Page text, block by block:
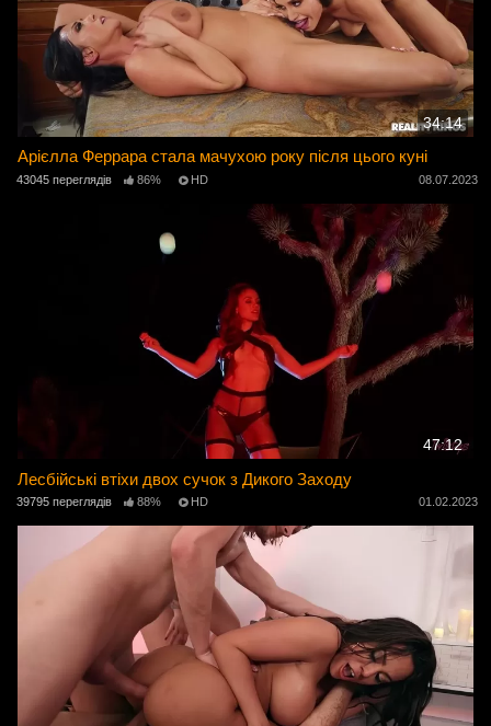
34:14
Арієлла Феррара стала мачухою року після цього куні
43045 переглядів 86% HD 08.07.2023
47:12
Лесбійські втіхи двох сучок з Дикого Заходу
39795 переглядів 88% HD 01.02.2023